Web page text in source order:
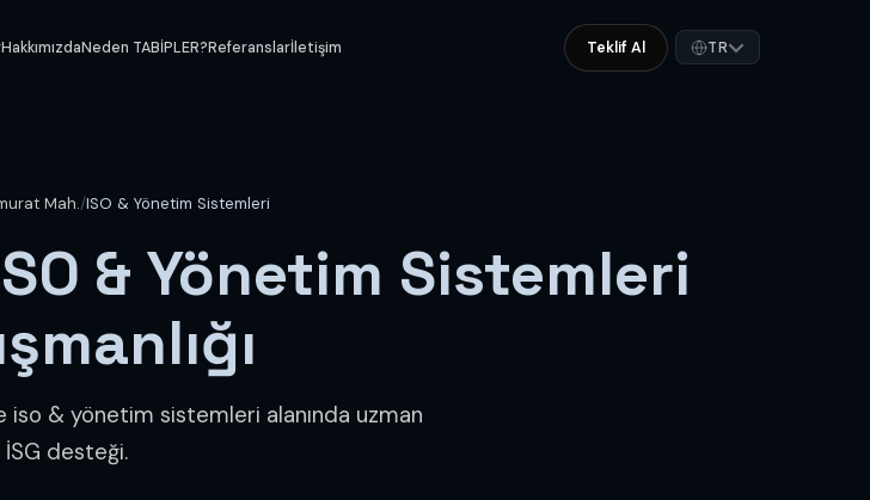
HakkımızdaNeden TABİPLER?Referanslarİletişim Teklif Al TR
Mah./ISO & Yönetim Sistemleri
& Yönetim Sistemleri
iso & yönetim sistemleri alanında uzman
İSG desteği.